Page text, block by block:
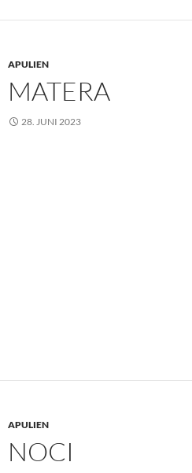
APULIEN
MATERA
28. JUNI 2023
APULIEN
NOCI